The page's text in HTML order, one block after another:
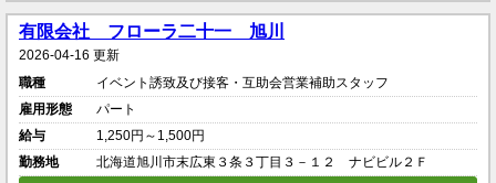
有限会社 フローラ二十一 旭川
2026-04-16 更新
職種
イベント誘致及び接客・互助会営業補助スタッフ
雇用形態
パート
給与
1,250円～1,500円
勤務地
北海道旭川市末広東３条３丁目３－１２ ナビビル２Ｆ